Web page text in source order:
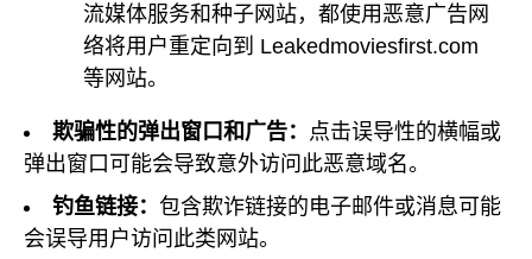
流媒体服务和种子网站，都使用恶意广告网
络将用户重定向到 Leakedmoviesfirst.com
等网站。
欺骗性的弹出窗口和广告： 点击误导性的横幅或
弹出窗口可能会导致意外访问此恶意域名。
钓鱼链接： 包含欺诈链接的电子邮件或消息可能
会误导用户访问此类网站。